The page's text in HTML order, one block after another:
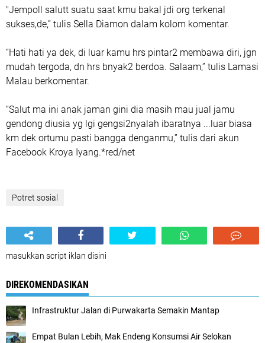
"Jempoll salutt suatu saat kmu bakal jdi org terkenal
sukses,de,” tulis Sella Diamon dalam kolom komentar.
“Hati hati ya dek, di luar kamu hrs pintar2 membawa diri, jgn
mudah tergoda, dn hrs bnyak2 berdoa. Salaam,” tulis Lamasi
Malau berkomentar.
“Salut ma ini anak jaman gini dia masih mau jual jamu
gendong diusia yg lgi gengsi2nyalah ibaratnya ...luar biasa
km dek ortumu pasti bangga denganmu,” tulis dari akun
Facebook Kroya Iyang.*red/net
Potret sosial
masukkan script iklan disini
DIREKOMENDASIKAN
Infrastruktur Jalan di Purwakarta Semakin Mantap
Empat Bulan Lebih, Mak Endeng Konsumsi Air Selokan